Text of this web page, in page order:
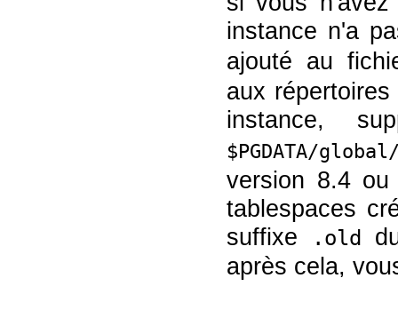
instance n'a
ajouté au
aux
instance,
$PGDATA/
version 8.4 ou
tablespaces
suffixe
.old
après cela,